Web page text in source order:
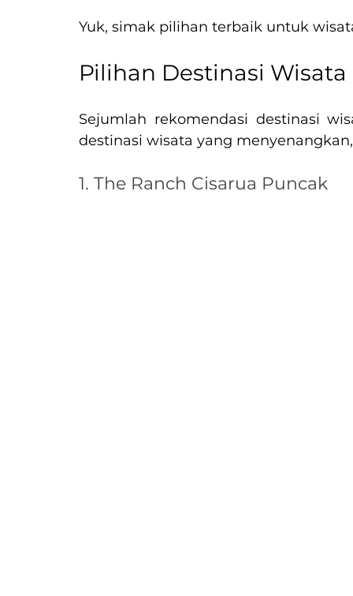
Yuk, simak pilihan terbaik untuk
Pilihan Destinasi
Sejumlah rekomendasi destinasi
destinasi wisata yang
1. The Ranch Cisarua Puncak